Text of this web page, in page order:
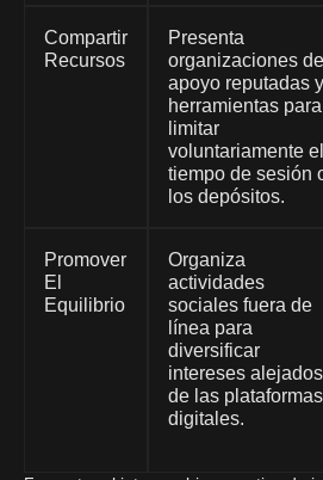
Compartir
Recursos
Presenta
organizaciones de
apoyo reputadas y
herramientas para
limitar
voluntariamente el
tiempo de sesión
los depósitos.
Promover
El
Equilibrio
Organiza
actividades
sociales fuera de
línea para
diversificar
intereses alejados
de las plataformas
digitales.